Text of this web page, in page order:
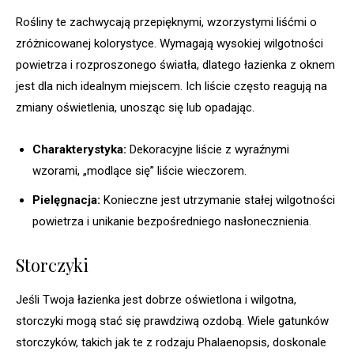
Rośliny te zachwycają przepięknymi, wzorzystymi liśćmi o
zróżnicowanej kolorystyce. Wymagają wysokiej wilgotności
powietrza i rozproszonego światła, dlatego łazienka z oknem
jest dla nich idealnym miejscem. Ich liście często reagują na
zmiany oświetlenia, unosząc się lub opadając.
Charakterystyka: Dekoracyjne liście z wyraźnymi
wzorami, „modlące się” liście wieczorem.
Pielęgnacja: Konieczne jest utrzymanie stałej wilgotności
powietrza i unikanie bezpośredniego nasłonecznienia.
Storczyki
Jeśli Twoja łazienka jest dobrze oświetlona i wilgotna,
storczyki mogą stać się prawdziwą ozdobą. Wiele gatunków
storczyków, takich jak te z rodzaju Phalaenopsis, doskonale